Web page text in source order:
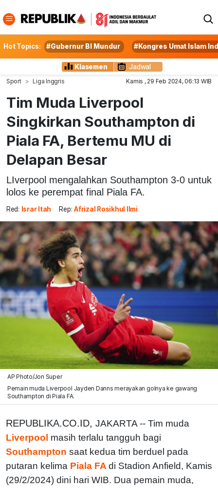
Hot Topics: #Gubernur BI Mundur #Kongres Umat Islam
Klasemen Jadwal
Sport Liga Inggris Kamis , 29 Feb 2024, 06:13 WIB
Tim Muda Liverpool
Singkirkan Southampton di
Piala FA, Bertemu MU di
Delapan Besar
LIverpool mengalahkan Southampton 3-0 untuk
lolos ke perempat final Piala FA.
Red: Israr Itah Rep: Afrizal Rosikhul Ilmi
AP Photo/Jon Super
Pemain muda Liverpool Jayden Danns merayakan golnya ke gawang
Southampton di Piala FA.
REPUBLIKA.CO.ID, JAKARTA -- Tim muda
Liverpool masih terlalu tangguh bagi
Southampton saat kedua tim berduel pada
putaran kelima Piala FA di Stadion Anfield, Kamis
(29/2/2024) dini hari WIB. Dua pemain muda,